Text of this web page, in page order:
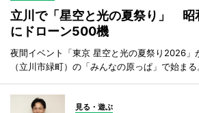
立川で「星空と光の夏祭り」 昭
にドローン500機
夜間イベント「東京 星空と光の夏祭り2026」
（立川市緑町）の「みんなの原っぱ」で始まる
見る・遊ぶ